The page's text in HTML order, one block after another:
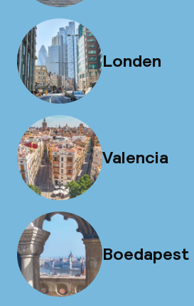
Londen
Valencia
Boedapest